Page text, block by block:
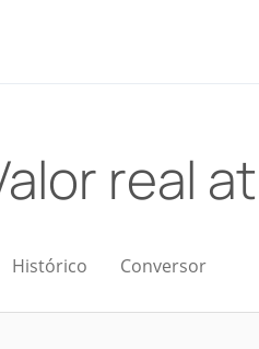
real
Histórico Conversor